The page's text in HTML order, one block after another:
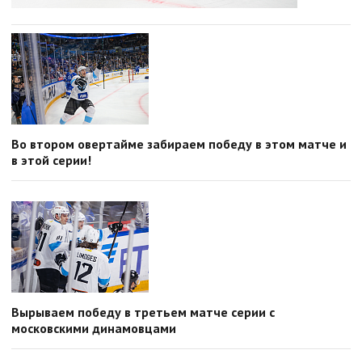
Во втором овертайме забираем победу в этом матче и
в этой серии!
Вырываем победу в третьем матче серии с
московскими динамовцами